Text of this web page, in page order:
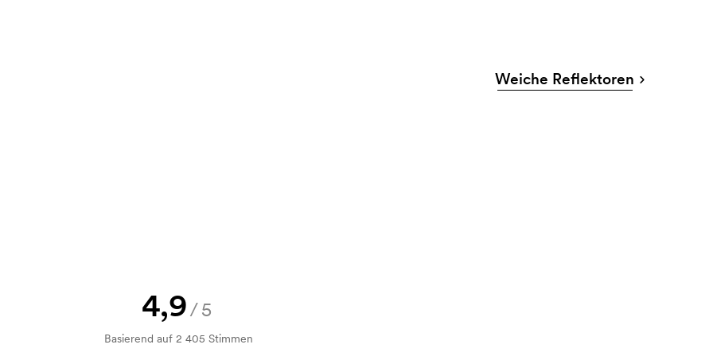
Sie erhalten die Skizze innerhalb
Weiche Reflektoren
4,9/5
Basierend auf 2 405 Stimmen